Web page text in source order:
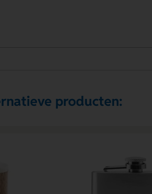
producten: